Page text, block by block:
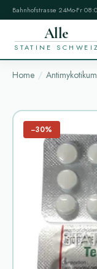
Bahnhofstrasse 24Mo-Fr
Alle
STATINE SCHWEIZ
Home Antimykotikum
−30%